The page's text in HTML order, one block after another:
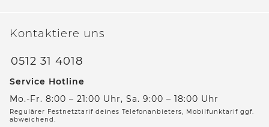
Kontaktiere uns
0512 31 4018
Service Hotline
Mo.-Fr. 8:00 – 21:00 Uhr, Sa. 9:00 – 18:00 Uhr
Regulärer Festnetztarif deines Telefonanbieters, Mobilfunktarif ggf.
abweichend.